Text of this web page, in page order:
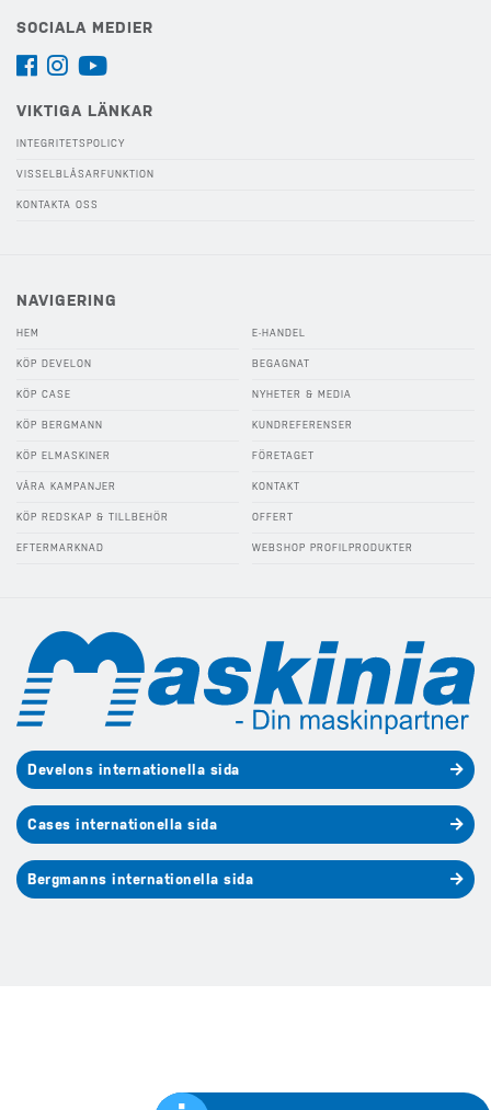
SOCIALA MEDIER
VIKTIGA LÄNKAR
INTEGRITETSPOLICY
VISSELBLÅSARFUNKTION
KONTAKTA OSS
NAVIGERING
HEM
KÖP DEVELON
KÖP CASE
KÖP BERGMANN
KÖP ELMASKINER
VÅRA KAMPANJER
KÖP REDSKAP & TILLBEHÖR
EFTERMARKNAD
E-HANDEL
BEGAGNAT
NYHETER & MEDIA
KUNDREFERENSER
FÖRETAGET
KONTAKT
OFFERT
WEBSHOP PROFILPRODUKTER
Develons internationella sida
Cases internationella sida
Bergmanns internationella sida